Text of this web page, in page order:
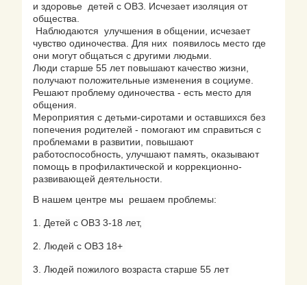
и здоровье детей с ОВЗ. Исчезает изоляция от
общества.
Наблюдаются улучшения в общении, исчезает
чувство одиночества. Для них появилось место где
они могут общаться с другими людьми.
Люди старше 55 лет повышают качество жизни,
получают положительные изменения в социуме.
Решают проблему одиночества - есть место для
общения.
Мероприятия с детьми-сиротами и оставшихся без
попечения родителей - помогают им справиться с
проблемами в развитии, повышают
работоспособность, улучшают память, оказывают
помощь в профилактической и коррекционно-
развивающей деятельности.
В нашем центре мы решаем проблемы:
1. Детей с ОВЗ 3-18 лет,
2. Людей с ОВЗ 18+
3. Людей пожилого возраста старше 55 лет